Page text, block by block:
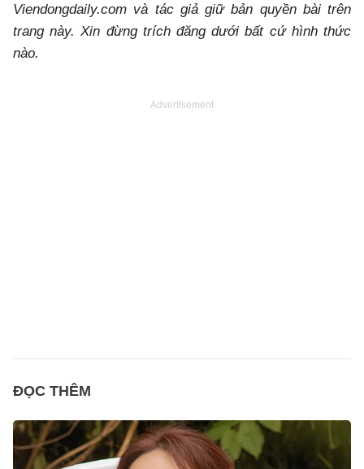
Viendongdaily.com và tác giả giữ bản quyền bài trên
trang này. Xin đừng trích đăng dưới bất cứ hình thức
nào.
Advertisement
ĐỌC THÊM